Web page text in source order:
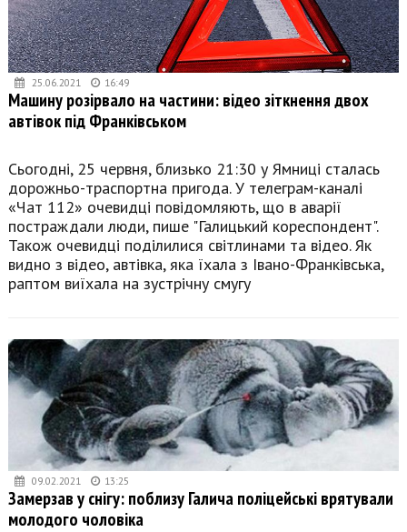
25.06.2021 16:49
Машину розірвало на частини: відео зіткнення двох
автівок під Франківськом
Сьогодні, 25 червня, близько 21:30 у Ямниці сталась
дорожньо-траспортна пригода. У телеграм-каналі
«Чат 112» очевидці повідомляють, що в аварії
постраждали люди, пише "Галицький кореспондент".
Також очевидці поділилися світлинами та відео. Як
видно з відео, автівка, яка їхала з Івано-Франківська,
раптом виїхала на зустрічну смугу
09.02.2021 13:25
Замерзав у снігу: поблизу Галича поліцейські врятували
молодого чоловіка